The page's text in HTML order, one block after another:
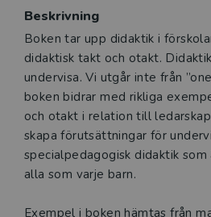
Beskrivning
Beskrivning
Boken tar upp didaktik i
didaktisk takt och otakt.
undervisa. Vi utgår inte från
boken bidrar med rikliga
och otakt i relation till
skapa förutsättningar för
specialpedagogisk didaktik
alla som varje barn.
Exempel i boken hämtas från